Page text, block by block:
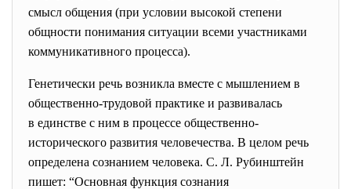
смысл общения (при условии высокой степени
общности понимания ситуации всеми участниками
коммуникативного процесса).
Генетически речь возникла вместе с мышлением в
общественно-трудовой практике и развивалась
в единстве с ним в процессе общественно-
исторического развития человечества. В целом речь
определена сознанием человека. С. Л. Рубинштейн
пишет: “Основная функция сознания